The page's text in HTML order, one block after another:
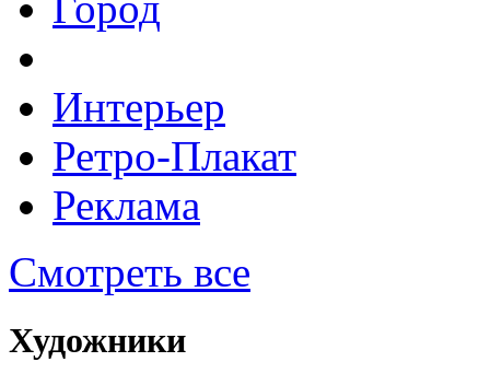
Интерьер
Ретро-Плакат
Реклама
Смотреть все
Художники